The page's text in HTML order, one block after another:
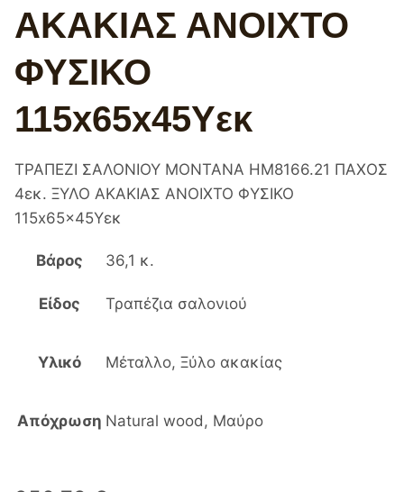
ΑΚΑΚΙΑΣ ΑΝΟΙΧΤΟ
ΦΥΣΙΚΟ
115x65x45Yεκ
ΤΡΑΠΕΖΙ ΣΑΛΟΝΙΟΥ MONTANA HM8166.21 ΠΑΧΟΣ
4εκ. ΞΥΛΟ ΑΚΑΚΙΑΣ ΑΝΟΙΧΤΟ ΦΥΣΙΚΟ
115x65x45Yεκ
Βάρος 36,1 κ.
Είδος Τραπέζια σαλονιού
Υλικό Μέταλλο, Ξύλο ακακίας
Απόχρωση Natural wood, Μαύρο